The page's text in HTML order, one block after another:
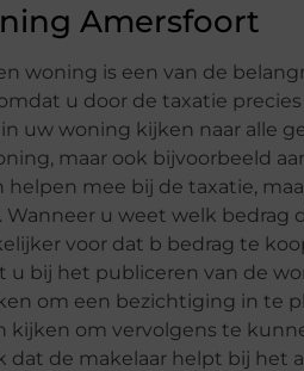
Amersfoort
woning is een van de
u door de taxatie
uw woning kijken naar alle
maar ook bijvoorbeeld
helpen mee bij de taxatie,
Wanneer u weet welk bedrag
voor dat b bedrag te
u bij het publiceren van de
om een bezichtiging in te
kijken om vervolgens te
dat de makelaar helpt bij het